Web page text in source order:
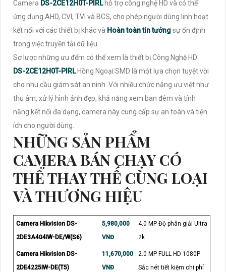
Camera DS-2CE12H0T-PIRL hỗ trợ công nghệ HD và có thể
ứng dụng AHD, CVI, TVI và BCS, cho phép người dùng linh hoạt
kết nối với các thiết bị khác và Hoàn toàn tin tưởngsự ổn định
trong việc truyền tải dữ liệu.
Sơ lược những ưu đểm có thể xem là thiết bị Công Nghệ HD
DS-2CE12H0T-PIRL Hồng Ngoại SMD là một lựa chọn tuyệt vời
cho nhu cầu giám sát an ninh. Với nhiều chức năng ưu việt như
thu âm, xử lý hình ảnh đẹp, khả năng xem ban đêm và tính
năng kết nối đa dạng, camera này cung cấp sự an toàn và tiện
ích cho người dùng.
NHỮNG SẢN PHẨM
CAMERA BÁN CHẠY CÓ
THỂ THAY THẾ CÙNG LOẠI
VÀ THƯƠNG HIỆU
Camera Hikvision DS-
2DE3A404IW-DE/W(S6)
5,980,000
VNĐ
4.0 MP Độ phân giải Ultra
2k
Camera Hikvision DS-
2DE4225IW-DE(T5)
11,670,000
VNĐ
2.0 MP FULL HD 1080P
Sắc nét tiết kiệm chi phí